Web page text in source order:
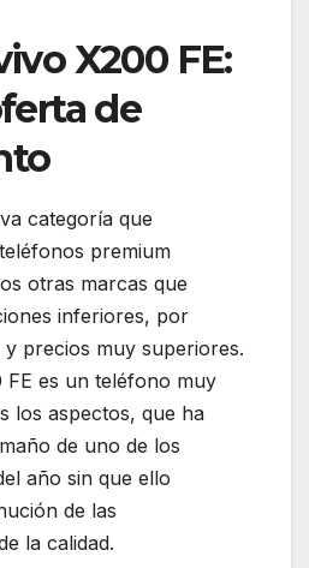
X200 FE:
de
categoría que
premium
otras marcas que
inferiores, por
precios muy superiores.
FE es un teléfono muy
los aspectos, que ha
de uno de los
año sin que ello
de las
la calidad.